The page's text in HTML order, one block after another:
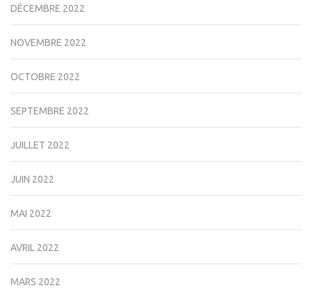
DÉCEMBRE 2022
NOVEMBRE 2022
OCTOBRE 2022
SEPTEMBRE 2022
JUILLET 2022
JUIN 2022
MAI 2022
AVRIL 2022
MARS 2022